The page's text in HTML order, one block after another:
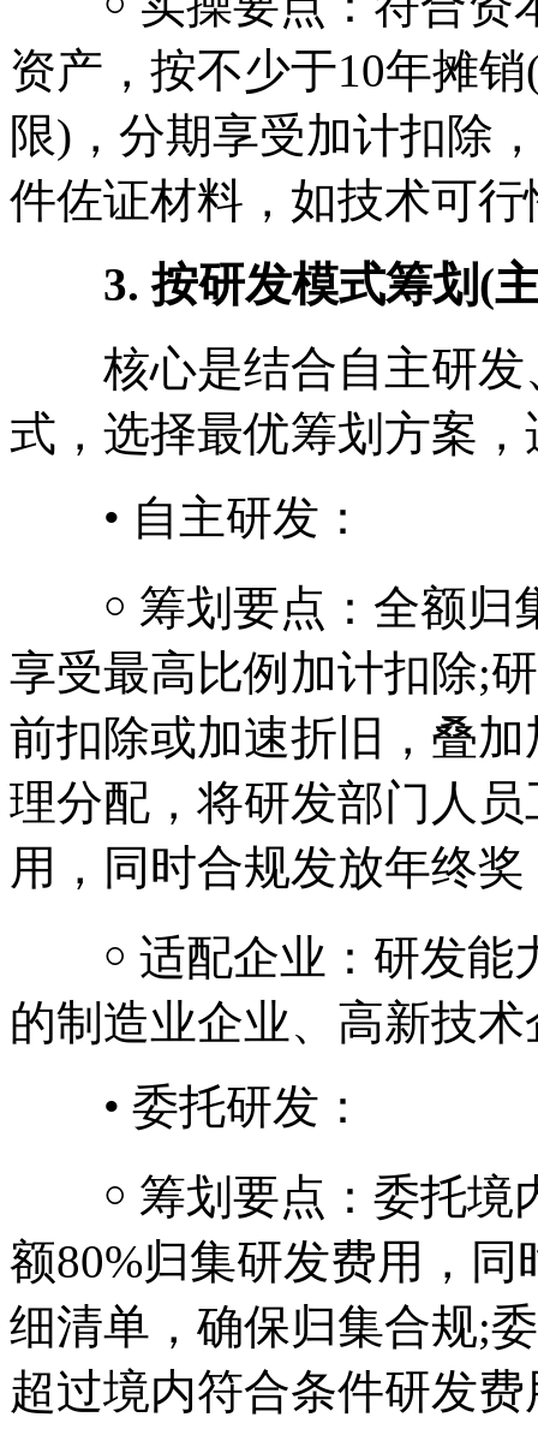
资产，按不少于10年摊
限)，分期享受加计扣除
件佐证材料，如技术可
3. 按研发模式筹划(
核心是结合自主研发
式，选择最优筹划方案
• 自主研发：
￮ 筹划要点：全额归
享受最高比例加计扣除;
前扣除或加速折旧，叠
理分配，将研发部门人
用，同时合规发放年终
￮ 适配企业：研发能
的制造业企业、高新技术
• 委托研发：
￮ 筹划要点：委托境
额80%归集研发费用，
细清单，确保归集合规;
超过境内符合条件研发